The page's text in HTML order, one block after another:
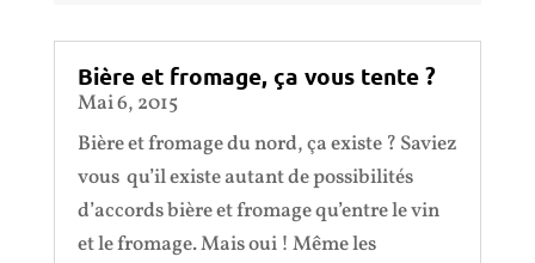
Bière et fromage, ça vous tente ?
Mai 6, 2015
Bière et fromage du nord, ça existe ? Saviez
vous qu’il existe autant de possibilités
d’accords bière et fromage qu’entre le vin
et le fromage. Mais oui ! Même les